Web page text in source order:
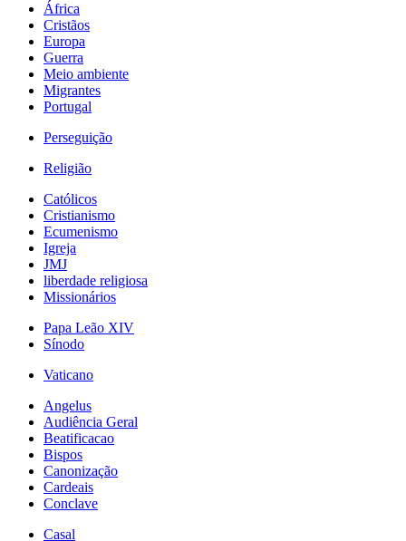
África
Cristãos
Europa
Guerra
Meio ambiente
Migrantes
Portugal
Perseguição
Religião
Católicos
Cristianismo
Ecumenismo
Igreja
JMJ
liberdade religiosa
Missionários
Papa Leão XIV
Sínodo
Vaticano
Angelus
Audiência Geral
Beatificacao
Bispos
Canonização
Cardeais
Conclave
Casal